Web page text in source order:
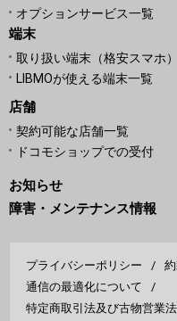
オプションサービス一覧
端末
取り扱い端末（格安スマホ
LIBMOが使える端末一覧
店舗
契約可能な店舗一覧
ドコモショップでの受付
お知らせ
障害・メンテナンス情報
プライバシーポリシー
通信の最適化について
特定商取引法及び古物営業